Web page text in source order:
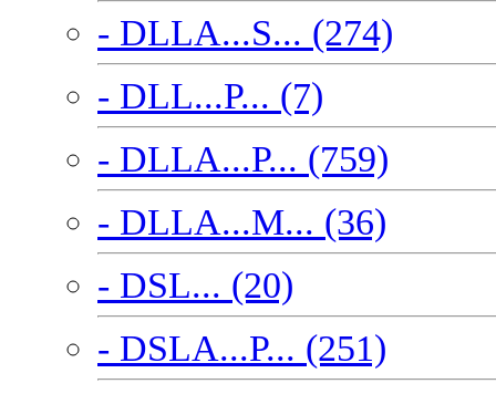
- DLLA...S... (274)
- DLL...P... (7)
- DLLA...P... (759)
- DLLA...M... (36)
- DSL... (20)
- DSLA...P... (251)